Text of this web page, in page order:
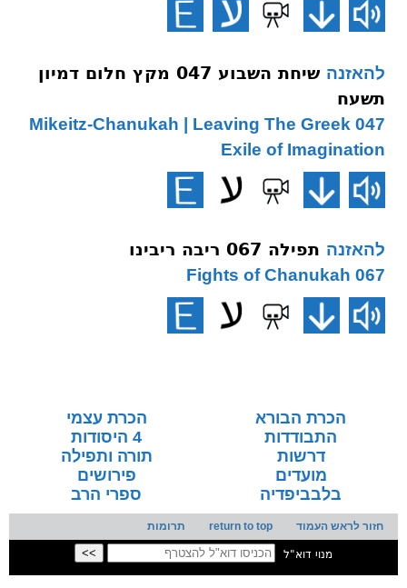
להאזנה
שיחת השבוע 047 מקץ חלום דמיון
תשעח
047 Mikeitz-Chanukah | Leaving The Greek
Exile of Imagination
להאזנה תפילה 067 ריבה ריבינו
067 Fights of Chanukah
הכרת הבורא
הכרת עצמי
התבודדות
4 היסודות
דרשות
תורה ותפילה
מועדים
פירושים
בלבביפדיה
ספרי הרב
חזור לראש העמוד return to top תרומות
מנוי דוא"ל